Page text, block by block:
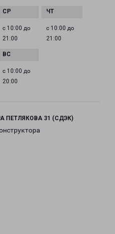
с 10:00 до
21:00
с 10:00 до
21:00
с 10:00 до
20:00
ПЕТЛЯКОВА 31 (СДЭК)